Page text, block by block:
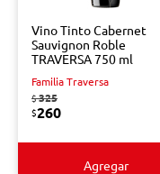
Vino Tinto Cabernet
Sauvignon Roble
TRAVERSA 750 ml
Familia Traversa
$325
$260
Agregar